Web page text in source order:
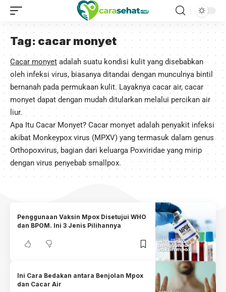
Tag: cacar monyet
Cacar monyet adalah suatu kondisi kulit yang disebabkan
oleh infeksi virus, biasanya ditandai dengan munculnya bintil
bernanah pada permukaan kulit. Layaknya cacar air, cacar
monyet dapat dengan mudah ditularkan melalui percikan air
liur.
Apa Itu Cacar Monyet? Cacar monyet adalah penyakit infeksi
akibat Monkeypox virus (MPXV) yang termasuk dalam genus
Orthopoxvirus, bagian dari keluarga Poxviridae yang mirip
dengan virus penyebab smallpox.
Penggunaan Vaksin Mpox Disetujui WHO
dan BPOM. Ini 3 Jenis Pilihannya
Ini Cara Bedakan antara Benjolan Mpox
dan Cacar Air